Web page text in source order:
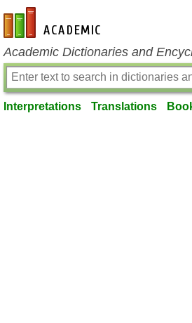
en-academic.com
Academic Dictionaries and
Interpretations Translations